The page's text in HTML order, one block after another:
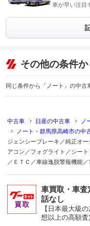
車が早い注目
その他の条件
同じ条件から「ノート」の中古
中古車 日産の中古車 ノ
ノート・群馬県高崎市の中
ジェンシーブレーキ／純正オ
アコン／フォグライト／シー
／ＥＴＣ／車線逸脱警報機能
車買取・車
話なし
【日本最大級
想以上の高額査